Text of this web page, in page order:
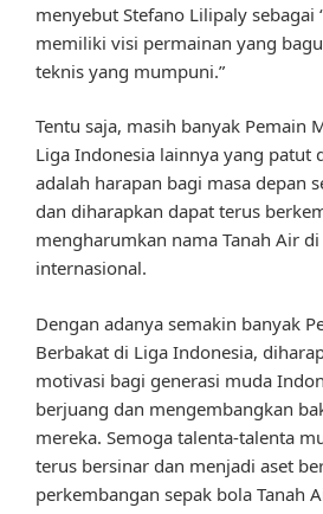
menyebut Stefano Lilipaly sebagai
memiliki visi permainan yang
teknis yang mumpuni.”
Tentu saja, masih banyak Pemain
Liga Indonesia lainnya yang patut
adalah harapan bagi masa depan
dan diharapkan dapat terus
mengharumkan nama Tanah Air di
internasional.
Dengan adanya semakin banyak
Berbakat di Liga Indonesia,
motivasi bagi generasi muda
berjuang dan mengembangkan
mereka. Semoga talenta-talenta
terus bersinar dan menjadi aset
perkembangan sepak bola Tanah